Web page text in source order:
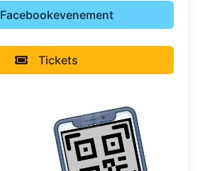
Facebookevenement
Tickets